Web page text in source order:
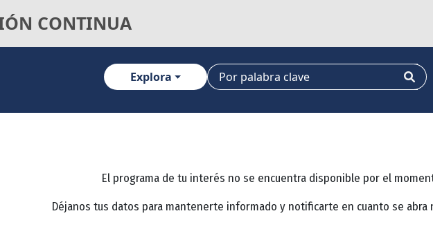
CONTINUA
Explora
El programa de tu interés no se encuentra disponible por el
Déjanos tus datos para mantenerte informado y notificarte en cuanto se abra